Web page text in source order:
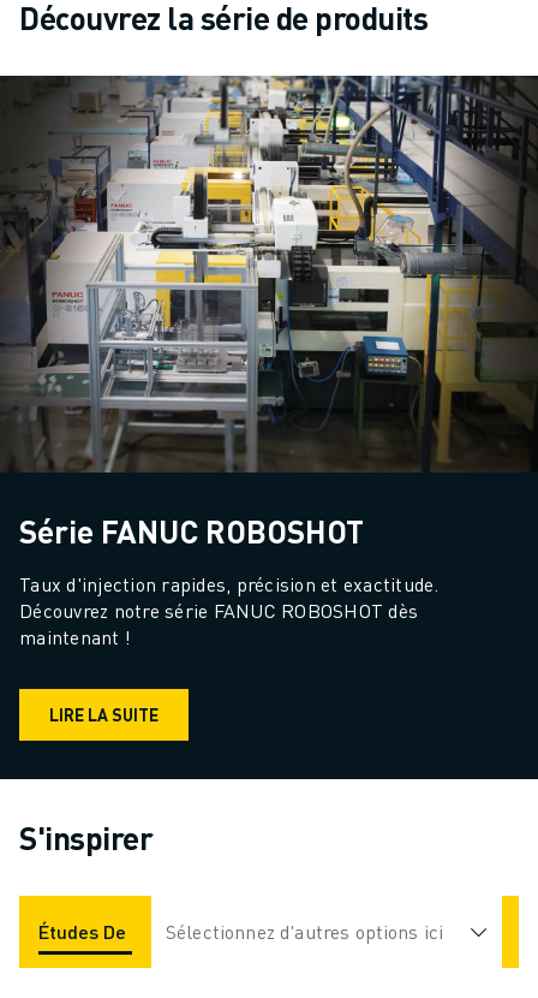
Découvrez la série de produits
Série FANUC ROBOSHOT
Taux d'injection rapides, précision et exactitude.
Découvrez notre série FANUC ROBOSHOT dès
maintenant !
LIRE LA SUITE
S'inspirer
Études De Cas Applications Industries
Sélectionnez d'autres options ici